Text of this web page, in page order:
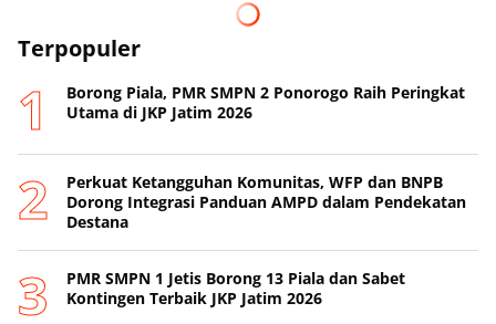
Terpopuler
Borong Piala, PMR SMPN 2 Ponorogo Raih Peringkat
Utama di JKP Jatim 2026
Perkuat Ketangguhan Komunitas, WFP dan BNPB
Dorong Integrasi Panduan AMPD dalam Pendekatan
Destana
PMR SMPN 1 Jetis Borong 13 Piala dan Sabet
Kontingen Terbaik JKP Jatim 2026